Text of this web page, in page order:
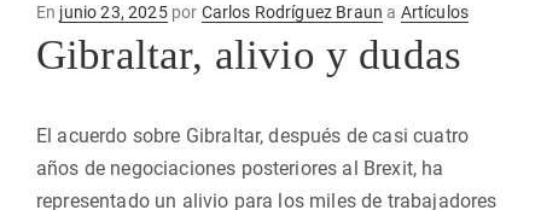
En Publicado
en
junio 23, 2025por Carlos Rodríguez Braun a Artículos
Gibraltar, alivio y dudas
El acuerdo sobre Gibraltar, después de casi cuatro
años de negociaciones posteriores al Brexit, ha
representado un alivio para los miles de trabajadores